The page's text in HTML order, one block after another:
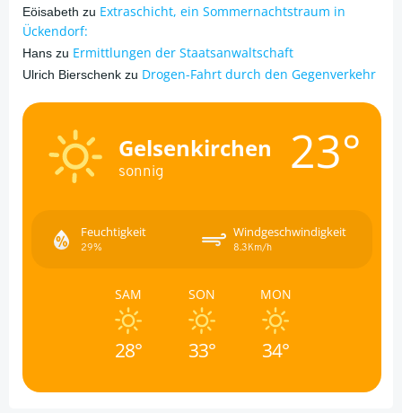
Eöisabeth zu Extraschicht, ein Sommernachtstraum in
Ückendorf:
Hans zu Ermittlungen der Staatsanwaltschaft
Ulrich Bierschenk zu Drogen-Fahrt durch den Gegenverkehr
Gelsenkirchen
sonnig 23°
Feuchtigkeit
29%
Windgeschwindigkeit
8.3Km/h
SAM
28°
SON
33°
MON
34°